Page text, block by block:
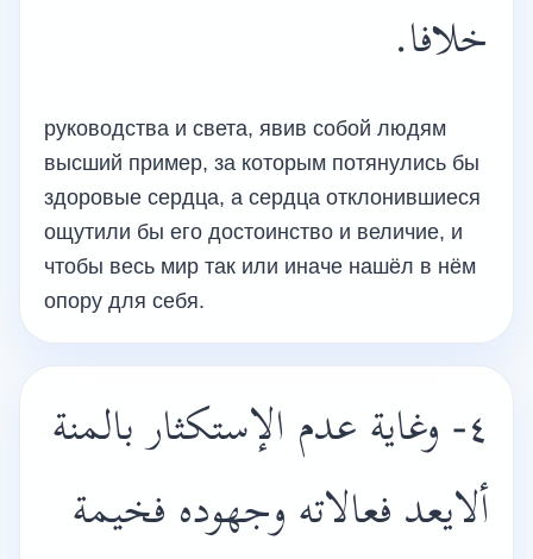
خلافا.
руководства и света, явив собой людям
высший пример, за которым потянулись бы
здоровые сердца, а сердца отклонившиеся
ощутили бы его достоинство и величие, и
чтобы весь мир так или иначе нашёл в нём
опору для себя.
٤- وغاية عدم الإستكثار بالمنة
ألايعد فعالاته وجهوده فخيمة